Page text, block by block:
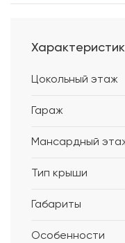
Цокольный этаж
Гараж
Мансардный
Тип крыши
Габариты
Особенности